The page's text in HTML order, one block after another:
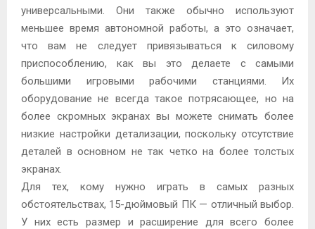
универсальными. Они также обычно используют
меньшее время автономной работы, а это означает,
что вам не следует привязываться к силовому
приспособлению, как вы это делаете с самыми
большими игровыми рабочими станциями. Их
оборудование не всегда такое потрясающее, но на
более скромных экранах вы можете снимать более
низкие настройки детализации, поскольку отсутствие
деталей в основном не так четко на более толстых
экранах.
Для тех, кому нужно играть в самых разных
обстоятельствах, 15-дюймовый ПК — отличный выбор.
У них есть размер и расширение для всего более